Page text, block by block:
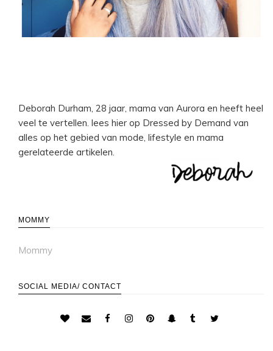
Deborah Durham, 28 jaar, mama van Aurora en heeft heel
veel te vertellen. lees hier op Dressed by Demand van
alles op het gebied van mode, lifestyle en mama
gerelateerde artikelen.
MOMMY
Mommy
SOCIAL MEDIA/ CONTACT